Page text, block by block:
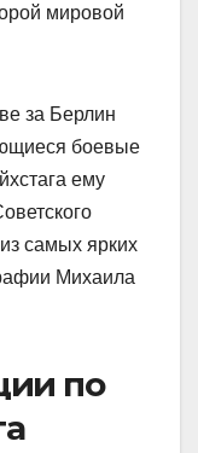
мировой
за Берлин
боевые
ему
самых ярких
Михаила
по